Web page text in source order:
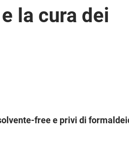
la cura dei
free e privi di